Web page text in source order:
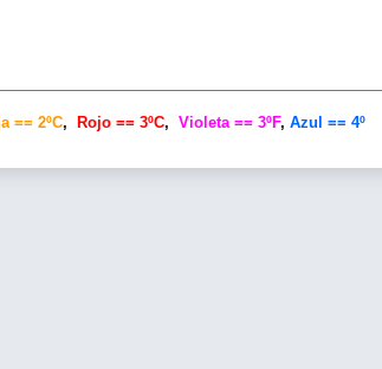
== 2ºC, Rojo == 3ºC, Violeta == 3ºF, Azul == 4º